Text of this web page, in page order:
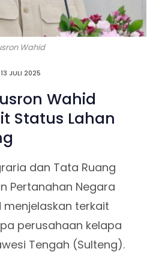
Wahid
13 JULI 2025
Wahid
Status Lahan
dan Tata Ruang
Pertanahan Negara
menjelaskan terkait
perusahaan kelapa
Tengah (Sulteng).